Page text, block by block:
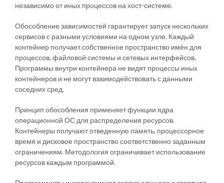
независимо от иных процессов на хост-системе.
Обособление зависимостей гарантирует запуск нескольких
сервисов с разными условиями на одном узле. Каждый
контейнер получает собственное пространство имён для
процессов, файловой системы и сетевых интерфейсов.
Программы внутри контейнера не видят процессы иных
контейнеров и не могут взаимодействовать с данными
соседних сред.
Принцип обособления применяет функции ядра
операционной ОС для распределения ресурсов.
Контейнеры получают отведенную память, процессорное
время и дисковое пространство соответственно заданным
ограничениям. Методология ограничивает использование
ресурсов каждым программой.